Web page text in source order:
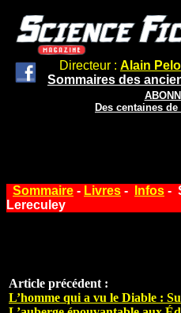
Directeur : Alain
Sommaires des
Des centaines
Sommaire - Livres - Infos -
Lereculey
Article précédent :
L’homme qui a vu le Diable :